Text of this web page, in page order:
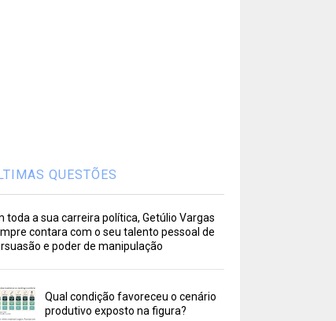
QUESTÕES
toda a sua carreira política, Getúlio Vargas
contara com o seu talento pessoal de
e poder de manipulação
Qual condição favoreceu o cenário
produtivo exposto na figura?